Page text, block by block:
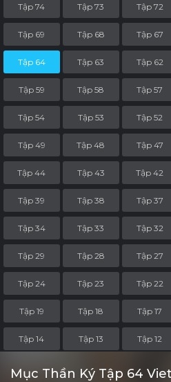
Tập 74 Tập 73 Tập 72
Tập 69 Tập 68 Tập 67
Tập 64 Tập 63 Tập 62
Tập 59 Tập 58 Tập 57
Tập 54 Tập 53 Tập 52
Tập 49 Tập 48 Tập 47
Tập 44 Tập 43 Tập 42
Tập 39 Tập 38 Tập 37
Tập 34 Tập 33 Tập 32
Tập 29 Tập 28 Tập 27
Tập 24 Tập 23 Tập 22
Tập 19 Tập 18 Tập 17
Tập 14 Tập 13 Tập 12
Tập 8 Tập 7
Mục Thần Ký Tập 64